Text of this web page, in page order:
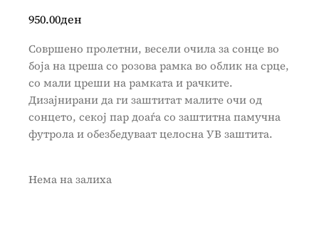
950.00ден
Совршено пролетни, весели очила за сонце во
боја на цреша со розова рамка во облик на срце,
со мали цреши на рамката и рачките.
Дизајнирани да ги заштитат малите очи од
сонцето, секој пар доаѓа со заштитна памучна
футрола и обезбедуваат целосна УВ заштита.
Нема на залиха